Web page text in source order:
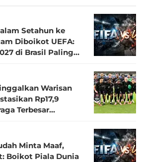
Setahun ke
Diboikot UEFA:
di Brasil Paling
Warisan
Rp17,9
Terbesar
Minta Maaf,
Boikot Piala Dunia